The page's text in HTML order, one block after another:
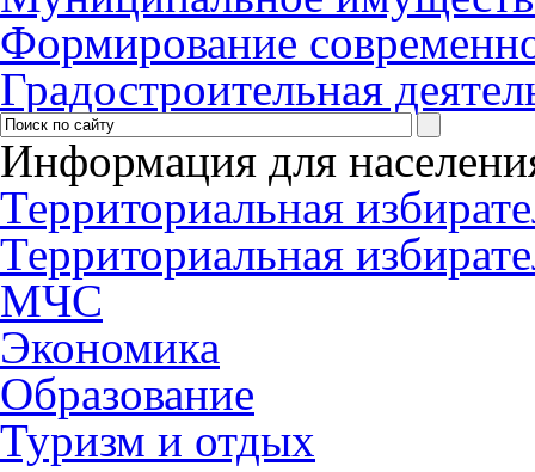
Формирование
Градостроительная
Информация для
Территориальная
Территориальная
МЧС
Экономика
Образование
Туризм и отдых